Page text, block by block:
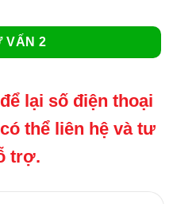
VẤN 2
lại số điện thoại
thể liên hệ và tư
trợ.